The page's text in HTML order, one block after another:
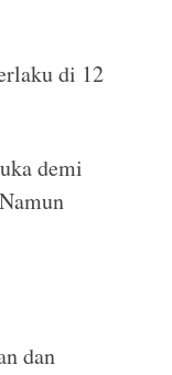
di 12
demi
dan